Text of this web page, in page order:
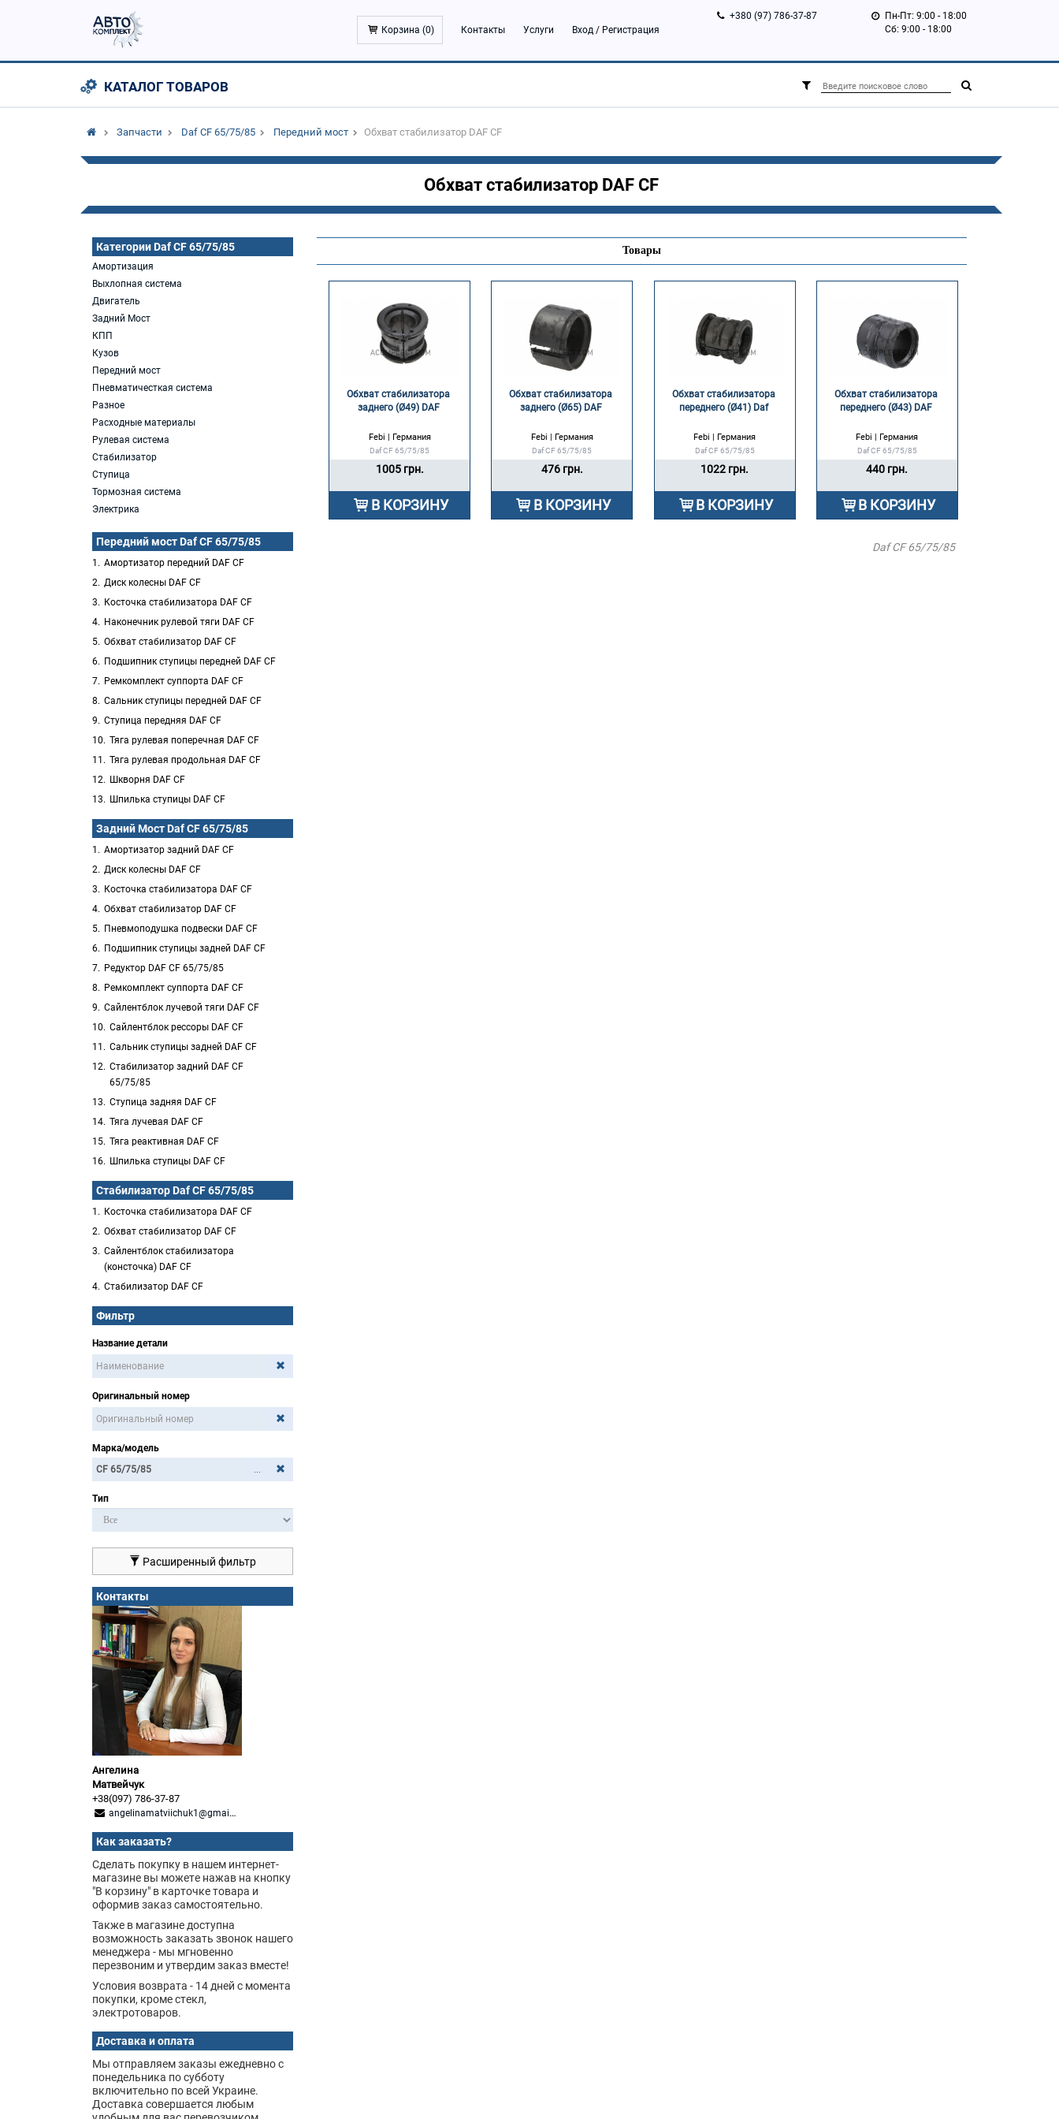
Корзина (0) Контакты Услуги Вход / Регистрация
+380 (97) 786-37-87
Пн-Пт: 9:00 - 18:00
Сб: 9:00 - 18:00
КАТАЛОГ ТОВАРОВ
Запчасти Daf CF 65/75/85 Передний мост Обхват стабилизатор DAF CF
Обхват стабилизатор DAF CF
Категории Daf CF 65/75/85
Амортизация
Выхлопная система
Двигатель
Задний Мост
КПП
Кузов
Передний мост
Пневматичесткая система
Разное
Расходные материалы
Рулевая система
Стабилизатор
Ступица
Тормозная система
Электрика
Передний мост Daf CF 65/75/85
Амортизатор передний DAF CF
Диск колесны DAF CF
Косточка стабилизатора DAF CF
Наконечник рулевой тяги DAF CF
Обхват стабилизатор DAF CF
Подшипник ступицы передней DAF CF
Ремкомплект суппорта DAF CF
Сальник ступицы передней DAF CF
Ступица передняя DAF CF
Тяга рулевая поперечная DAF CF
Тяга рулевая продольная DAF CF
Шкворня DAF CF
Шпилька ступицы DAF CF
Задний Мост Daf CF 65/75/85
Амортизатор задний DAF CF
Диск колесны DAF CF
Косточка стабилизатора DAF CF
Обхват стабилизатор DAF CF
Пневмоподушка подвески DAF CF
Подшипник ступицы задней DAF CF
Редуктор DAF CF 65/75/85
Ремкомплект суппорта DAF CF
Сайлентблок лучевой тяги DAF CF
Сайлентблок рессоры DAF CF
Сальник ступицы задней DAF CF
Стабилизатор задний DAF CF
65/75/85
Ступица задняя DAF CF
Тяга лучевая DAF CF
Тяга реактивная DAF CF
Шпилька ступицы DAF CF
Стабилизатор Daf CF 65/75/85
Косточка стабилизатора DAF CF
Обхват стабилизатор DAF CF
Сайлентблок стабилизатора
(консточка) DAF CF
Стабилизатор DAF CF
Фильтр
Название детали
Оригинальный номер
Марка/модель
...
Тип
Расширенный фильтр
Контакты
Ангелина
Матвейчук
+38(097) 786-37-87
angelinamatviichuk1@gmail.com
Как заказать?
Сделать покупку в нашем интернет-
магазине вы можете нажав на кнопку
"В корзину" в карточке товара и
оформив заказ самостоятельно.
Также в магазине доступна
возможность заказать звонок нашего
менеджера - мы мгновенно
перезвоним и утвердим заказ вместе!
Условия возврата - 14 дней с момента
покупки, кроме стекл,
электротоваров.
Доставка и оплата
Мы отправляем заказы ежедневно с
понедельника по субботу
включительно по всей Украине.
Доставка совершается любым
Товары
Обхват стабилизатора
заднего (Ø49) DAF
Febi | Германия
Daf CF 65/75/85
1005 грн.
В КОРЗИНУ
Обхват стабилизатора
заднего (Ø65) DAF
Febi | Германия
Daf CF 65/75/85
476 грн.
В КОРЗИНУ
Обхват стабилизатора
переднего (Ø41) Daf
Febi | Германия
Daf CF 65/75/85
1022 грн.
В КОРЗИНУ
Обхват стабилизатора
переднего (Ø43) DAF
Febi | Германия
Daf CF 65/75/85
440 грн.
В КОРЗИНУ
Daf CF 65/75/85